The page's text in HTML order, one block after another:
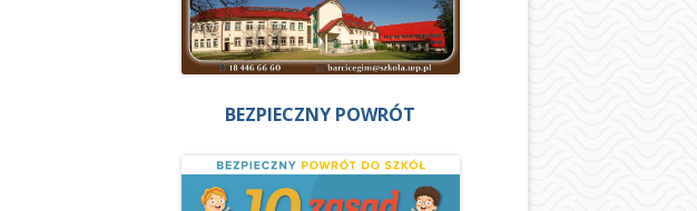
BEZPIECZNY POWRÓT